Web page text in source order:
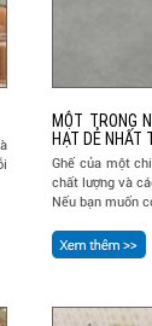
MỘT TRONG
HẠT DẺ NHẤT
Ghế của một
chất lượng và
Nếu bạn muốn